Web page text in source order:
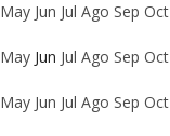
May Jun Jul Ago Sep Oct
May Jun Jul Ago Sep Oct
May Jun Jul Ago Sep Oct